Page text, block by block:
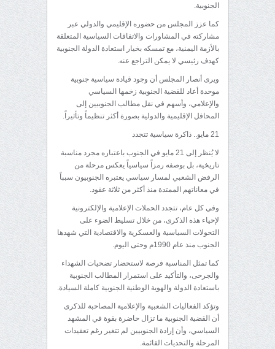
الجنوبية.
كما عزز المجلس من حضوره الإقليمي والدولي عبر
مشاركته في المشاورات والاتفاقات السياسية المتعلقة
بالأزمة اليمنية، مع تمسكه بخيار استعادة الدولة الجنوبية
كهدف رئيسي لا يمكن التراجع عنه.
ويرى أنصار المجلس أن وجود قيادة سياسية جنوبية
موحدة أعاد للقضية الجنوبية زخمها السياسي
والإعلامي، وأسهم في نقل مطالب الجنوبيين إلى
المحافل الإقليمية والدولية بصورة أكثر تنظيماً وتأثيراً.
21 مايو.. ذاكرة سياسية تتجدد
لا يُنظر إلى 21 مايو في الجنوب باعتباره مجرد مناسبة
تاريخية، بل بوصفه رمزاً سياسياً يعكس مرحلة من
الرفض الشعبي لمسار سياسي يعتبره الجنوبيون سبباً
في معاناتهم الممتدة منذ أكثر من ثلاثة عقود.
وفي كل عام، تتجدد الحملات الإعلامية والإلكترونية
لإحياء هذه الذكرى، من خلال تسليط الضوء على
التحولات السياسية والعسكرية والاقتصادية التي شهدها
الجنوب منذ عام 1990م وحتى اليوم.
كما تمثل المناسبة فرصة لاستحضار تضحيات الشهداء
والجرحى، والتأكيد على استمرار المطالب الجنوبية
باستعادة الدولة والهوية الوطنية الجنوبية كاملة السيادة.
وتؤكد الفعاليات الشعبية والإعلامية المصاحبة للذكرى
أن القضية الجنوبية ما تزال حاضرة بقوة في المشهد
السياسي، وأن إرادة الجنوبيين لم تتغير رغم تعقيدات
المرحلة والتحديات القائمة.